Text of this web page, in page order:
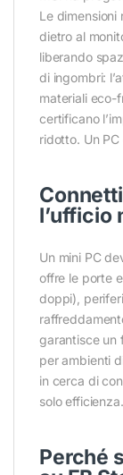
Le
dietro al
liberando
di ingombri:
materiali eco-
certificano
ridotto. Un
l’ufficio
Un mini PC
offre le porte
doppi),
garantisce un
per ambienti
in cerca di
solo efficienza.
Perché